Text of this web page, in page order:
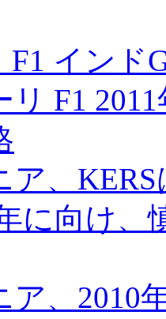
F1 イン
リ F1
ア、
年に向け
ア、2010